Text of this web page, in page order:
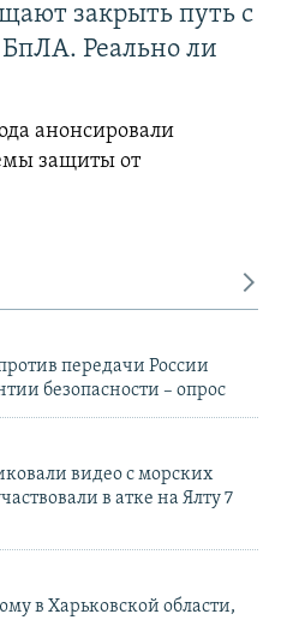
закрыть путь с
Реально ли
анонсировали
защиты от
передачи России
безопасности – опрос
видео с морских
в атке на Ялту 7
в Харьковской области,